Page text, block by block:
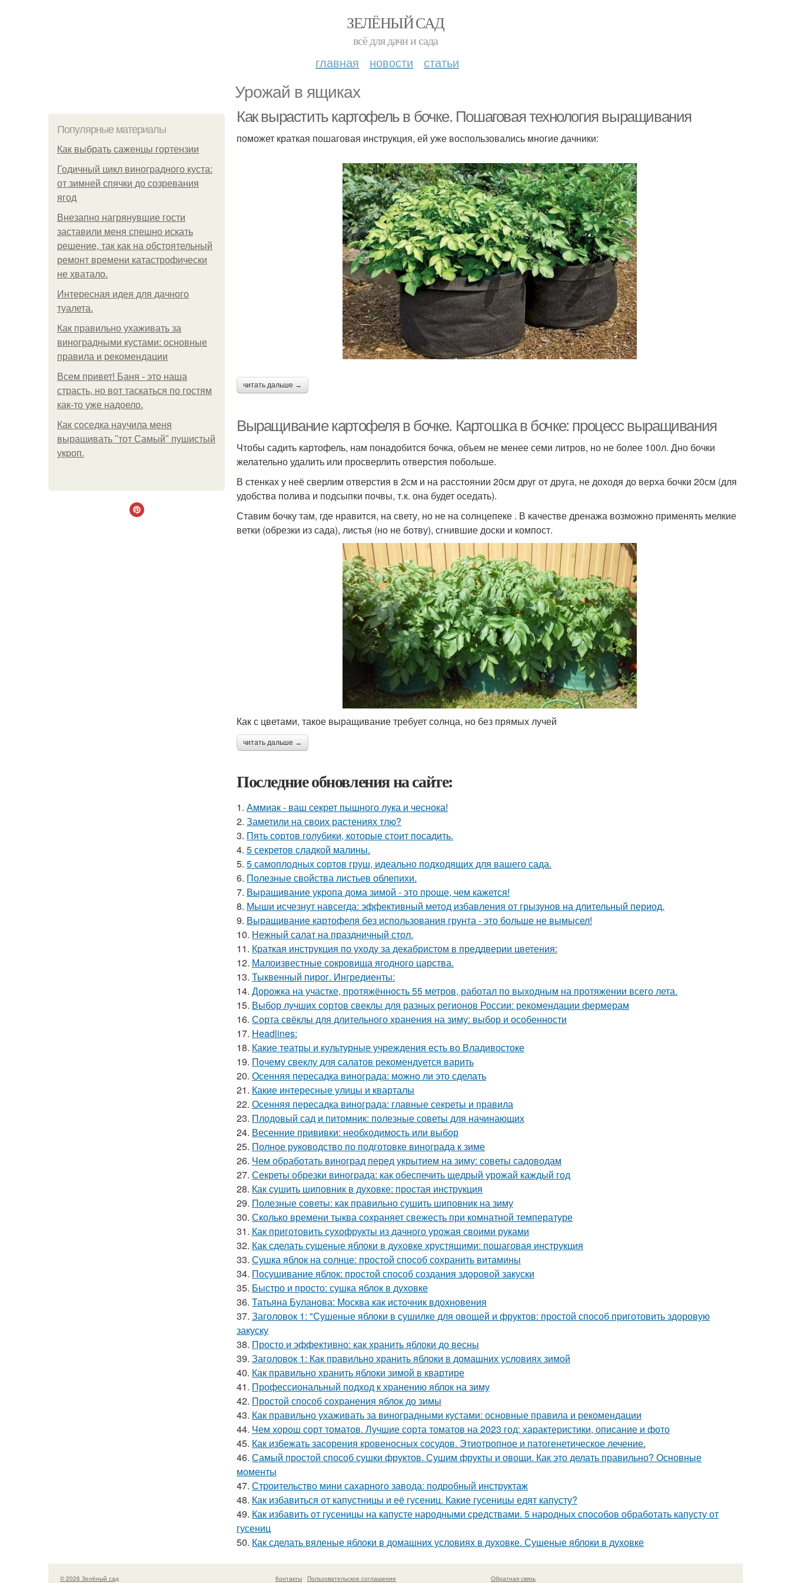
ЗЕЛЁНЫЙ САД
всё для дачи и сада
главная новости статьи
Урожай в ящиках
Популярные материалы
Как выбрать саженцы гортензии
Годичный цикл виноградного куста:
от зимней спячки до созревания
ягод
Внезапно нагрянувшие гости
заставили меня спешно искать
решение, так как на обстоятельный
ремонт времени катастрофически
не хватало.
Интересная идея для дачного
туалета.
Как правильно ухаживать за
виноградными кустами: основные
правила и рекомендации
Всем привет! Баня - это наша
страсть, но вот таскаться по гостям
как-то уже надоело.
Как соседка научила меня
выращивать "тот Самый" пушистый
укроп.
Как вырастить картофель в бочке. Пошаговая технология выращивания
поможет краткая пошаговая инструкция, ей уже воспользовались многие дачники:
читать дальше →
Выращивание картофеля в бочке. Картошка в бочке: процесс выращивания
Чтобы садить картофель, нам понадобится бочка, объем не менее семи литров, но не более 100л. Дно бочки
желательно удалить или просверлить отверстия побольше.
В стенках у неё сверлим отверстия в 2см и на расстоянии 20см друг от друга, не доходя до верха бочки 20см (для
удобства полива и подсыпки почвы, т.к. она будет оседать).
Ставим бочку там, где нравится, на свету, но не на солнцепеке . В качестве дренажа возможно применять мелкие
ветки (обрезки из сада), листья (но не ботву), сгнившие доски и компост.
Как с цветами, такое выращивание требует солнца, но без прямых лучей
читать дальше →
Последние обновления на сайте:
1. Аммиак - ваш секрет пышного лука и чеснока!
2. Заметили на своих растениях тлю?
3. Пять сортов голубики, которые стоит посадить.
4. 5 секретов сладкой малины.
5. 5 самоплодных сортов груш, идеально подходящих для вашего сада.
6. Полезные свойства листьев облепихи.
7. Выращивание укропа дома зимой - это проще, чем кажется!
8. Мыши исчезнут навсегда: эффективный метод избавления от грызунов на длительный период.
9. Выращивание картофеля без использования грунта - это больше не вымысел!
10. Нежный салат на праздничный стол.
11. Краткая инструкция по уходу за декабристом в преддверии цветения:
12. Малоизвестные сокровища ягодного царства.
13. Тыквенный пирог. Ингредиенты:
14. Дорожка на участке, протяжённость 55 метров, работал по выходным на протяжении всего лета.
15. Выбор лучших сортов свеклы для разных регионов России: рекомендации фермерам
16. Сорта свёклы для длительного хранения на зиму: выбор и особенности
17. Headlines:
18. Какие театры и культурные учреждения есть во Владивостоке
19. Почему свеклу для салатов рекомендуется варить
20. Осенняя пересадка винограда: можно ли это сделать
21. Какие интересные улицы и кварталы
22. Осенняя пересадка винограда: главные секреты и правила
23. Плодовый сад и питомник: полезные советы для начинающих
24. Весенние прививки: необходимость или выбор
25. Полное руководство по подготовке винограда к зиме
26. Чем обработать виноград перед укрытием на зиму: советы садоводам
27. Секреты обрезки винограда: как обеспечить щедрый урожай каждый год
28. Как сушить шиповник в духовке: простая инструкция
29. Полезные советы: как правильно сушить шиповник на зиму
30. Сколько времени тыква сохраняет свежесть при комнатной температуре
31. Как приготовить сухофрукты из дачного урожая своими руками
32. Как сделать сушеные яблоки в духовке хрустящими: пошаговая инструкция
33. Сушка яблок на солнце: простой способ сохранить витамины
34. Посушивание яблок: простой способ создания здоровой закуски
35. Быстро и просто: сушка яблок в духовке
36. Татьяна Буланова: Москва как источник вдохновения
37. Заголовок 1: "Сушеные яблоки в сушилке для овощей и фруктов: простой способ приготовить здоровую
закуску
38. Просто и эффективно: как хранить яблоки до весны
39. Заголовок 1: Как правильно хранить яблоки в домашних условиях зимой
40. Как правильно хранить яблоки зимой в квартире
41. Профессиональный подход к хранению яблок на зиму
42. Простой способ сохранения яблок до зимы
43. Как правильно ухаживать за виноградными кустами: основные правила и рекомендации
44. Чем хорош сорт томатов. Лучшие сорта томатов на 2023 год: характеристики, описание и фото
45. Как избежать засорения кровеносных сосудов. Этиотропное и патогенетическое лечение.
46. Самый простой способ сушки фруктов. Сушим фрукты и овощи. Как это делать правильно? Основные
моменты
47. Строительство мини сахарного завода: подробный инструктаж
48. Как избавиться от капустницы и её гусениц. Какие гусеницы едят капусту?
49. Как избавить от гусеницы на капусте народными средствами. 5 народных способов обработать капусту от
гусениц
50. Как сделать вяленые яблоки в домашних условиях в духовке. Сушеные яблоки в духовке
© 2026 Зелёный сад Контакты Пользовательское соглашение Обратная связь